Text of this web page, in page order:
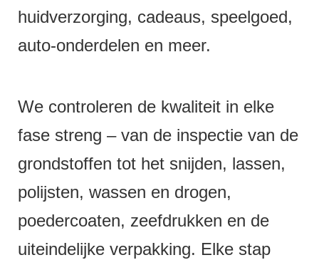
huidverzorging, cadeaus, speelgoed,
auto-onderdelen en meer.
We controleren de kwaliteit in elke
fase streng – van de inspectie van de
grondstoffen tot het snijden, lassen,
polijsten, wassen en drogen,
poedercoaten, zeefdrukken en de
uiteindelijke verpakking. Elke stap